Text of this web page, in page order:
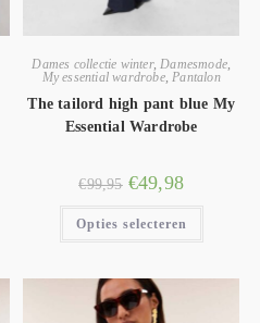
Dames collectie winter,Damesmode,
My essential wardrobe,Pantalon
The tailord high pant blue My
Essential Wardrobe
€99,95 €49,98
Opties selecteren